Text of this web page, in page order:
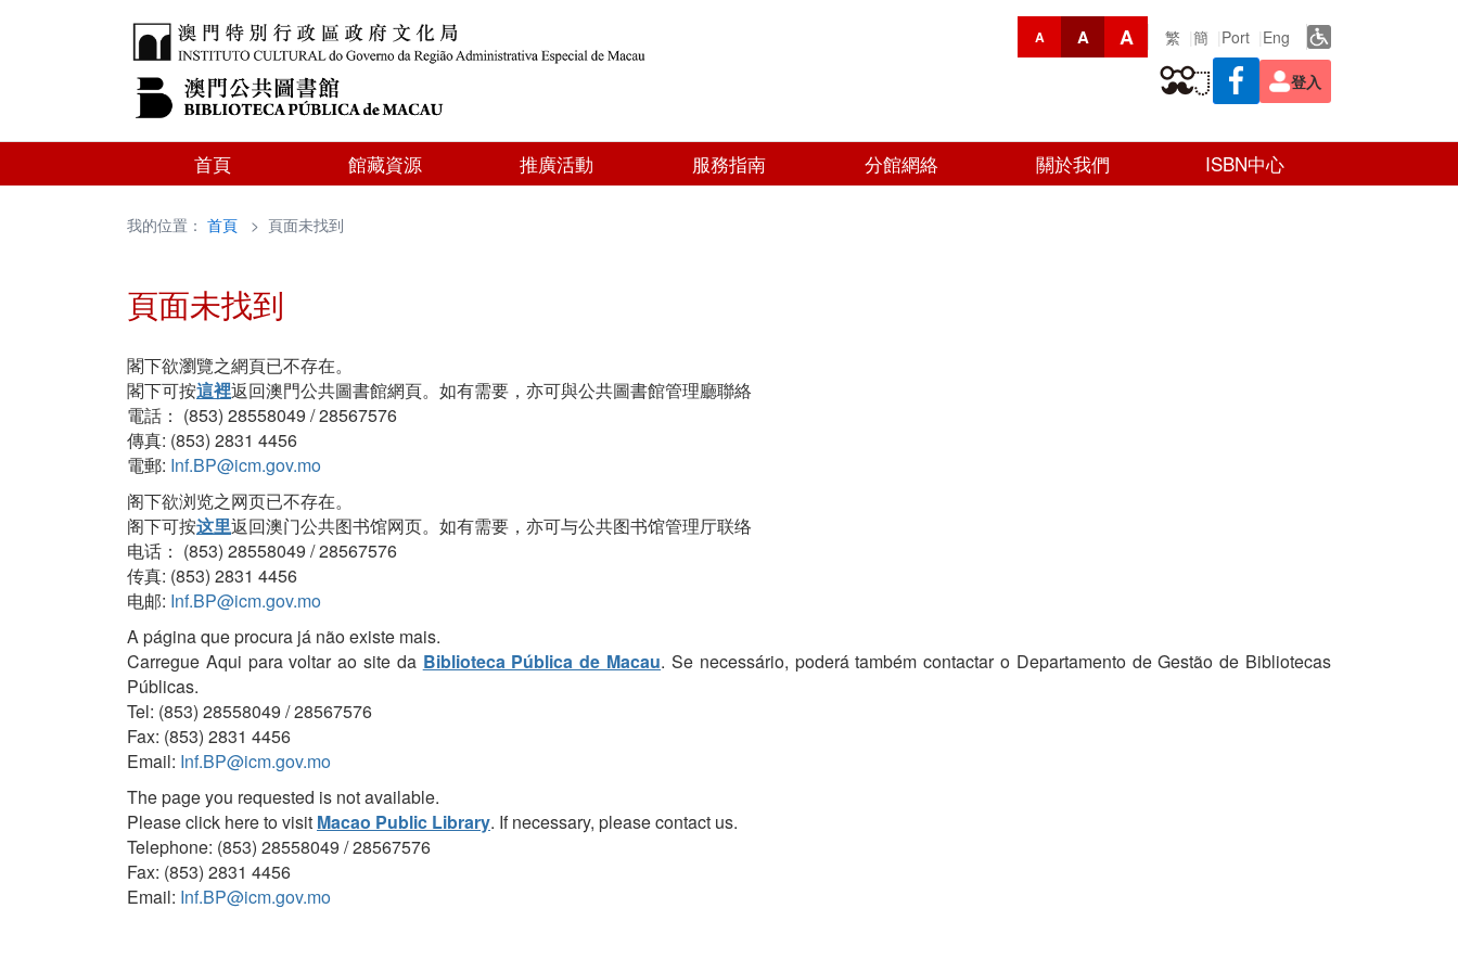
A A A 繁 簡 Port Eng
登入
首頁 館藏資源 推廣活動 服務指南 分館網絡 關於我們 ISBN中心
我的位置： 首頁 > 頁面未找到
頁面未找到
閣下欲瀏覽之網頁已不存在。
閣下可按這裡返回澳門公共圖書館網頁。如有需要，亦可與公共圖書館管理廳聯絡
電話： (853) 28558049 / 28567576
傳真: (853) 2831 4456
電郵: Inf.BP@icm.gov.mo
阁下欲浏览之网页已不存在。
阁下可按这里返回澳门公共图书馆网页。如有需要，亦可与公共图书馆管理厅联络
电话： (853) 28558049 / 28567576
传真: (853) 2831 4456
电邮: Inf.BP@icm.gov.mo
A página que procura já não existe mais.
Carregue Aqui para voltar ao site da Biblioteca Pública de Macau. Se necessário, poderá também contactar o Departamento de Gestão de Bibliotecas
Públicas.
Tel: (853) 28558049 / 28567576
Fax: (853) 2831 4456
Email: Inf.BP@icm.gov.mo
The page you requested is not available.
Please click here to visit Macao Public Library. If necessary, please contact us.
Telephone: (853) 28558049 / 28567576
Fax: (853) 2831 4456
Email: Inf.BP@icm.gov.mo